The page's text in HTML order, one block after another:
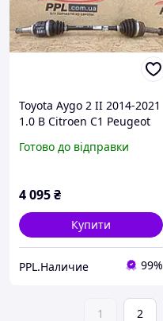
Toyota Aygo 2 II 2014-2021
1.0 B Citroen C1 Peugeot
434200H040
Готово до відправки
4 095₴
Купити
PPL.Наличие 99%
1 2